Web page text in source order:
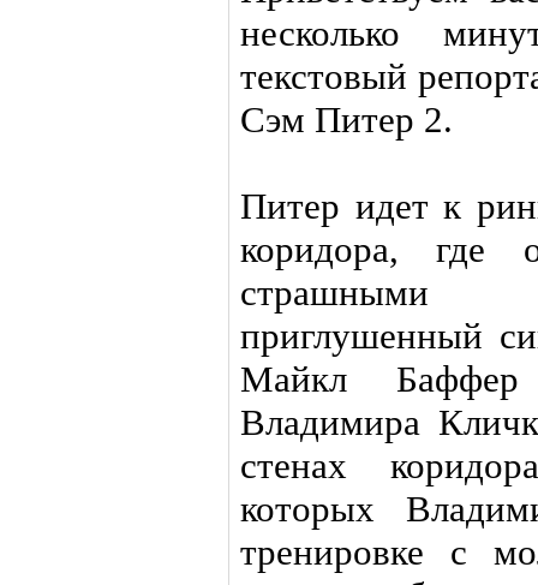
несколько
текстовый
Сэм Питер 2.
Питер идет к
коридора, где
страшными
приглушенный
Майкл
Владимира
стенах
которых
тренировке с